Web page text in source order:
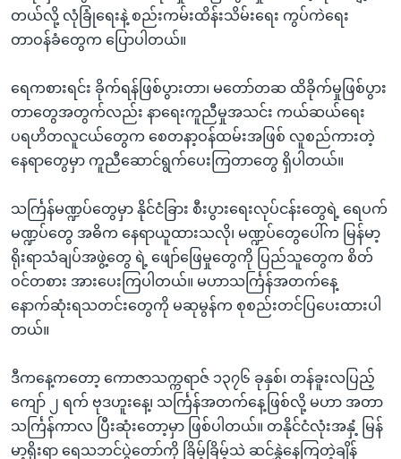
ဘာသာစကားများ
တယ်လို့ လုံခြုံရေးနဲ့ စည်းကမ်းထိန်းသိမ်းရေး ကွပ်ကဲရေး
တာဝန်ခံတွေက ပြောပါတယ်။
ရေကစားရင်း ခိုက်ရန်ဖြစ်ပွားတာ၊ မတော်တဆ ထိခိုက်မှုဖြစ်ပွား
တာတွေအတွက်လည်း နာရေးကူညီမှုအသင်း ကယ်ဆယ်ရေး
ပရဟိတလူငယ်တွေက စေတနာ့ဝန်ထမ်းအဖြစ် လူစည်ကားတဲ့
နေရာတွေမှာ ကူညီဆောင်ရွက်ပေးကြတာတွေ ရှိပါတယ်။
သင်္ကြန်မဏ္ဍပ်တွေမှာ နိုင်ငံခြား စီးပွားရေးလုပ်ငန်းတွေရဲ့ ရေပက်
မဏ္ဍပ်တွေ အဓိက နေရာယူထားသလို၊ မဏ္ဍပ်တွေပေါ်က မြန်မာ့
ရိုးရာသံချပ်အဖွဲ့တွေ ရဲ့ ဖျော်ဖြေမှုတွေကို ပြည်သူတွေက စိတ်
ဝင်တစား အားပေးကြပါတယ်။ မဟာသင်္ကြန်အတက်နေ့
နောက်ဆုံးရသတင်းတွေကို မဆုမွန်က စုစည်းတင်ပြပေးထားပါ
တယ်။
ဒီကနေ့ကတော့ ကောဇာသက္ကရာဇ် ၁၃၇၆ ခုနှစ်၊ တန်ခူးလပြည့်
ကျော် ၂ ရက် ဗုဒဟူးနေ့၊ သင်္ကြန်အတက်နေ့ဖြစ်လို့ မဟာ အတာ
သင်္ကြန်ကာလ ပြီးဆုံးတော့မှာ ဖြစ်ပါတယ်။ တနိုင်ငံလုံးအနှံ့ မြန်
မာ့ရိုးရာ ရေသဘင်ပွဲတော်ကို ခြိမ့်ခြိမ့်သဲ ဆင်နွှဲနေကြတဲ့ချိန်